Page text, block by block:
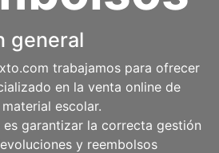
general
trabajamos para ofrecer
en la venta online de
escolar.
garantizar la correcta gestión
y reembolsos